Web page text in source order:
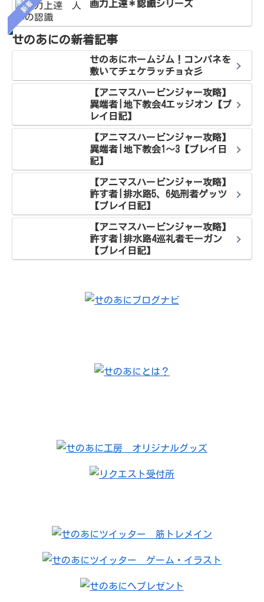
新着 画力上達＊認識シリーズ
せのあにの新着記事
せのあにホームジム！コンパネを
敷いてチェケラッチョ☆彡
【アニマスハービンジャー攻略】
異端者|地下教会4エッジオン【プ
レイ日記】
【アニマスハービンジャー攻略】
異端者|地下教会1～3【プレイ日
記】
【アニマスハービンジャー攻略】
許す者|排水路5、6処刑者ゲッツ
【プレイ日記】
【アニマスハービンジャー攻略】
許す者|排水路4巡礼者モーガン
【プレイ日記】